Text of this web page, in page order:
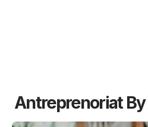
Antreprenoriat By